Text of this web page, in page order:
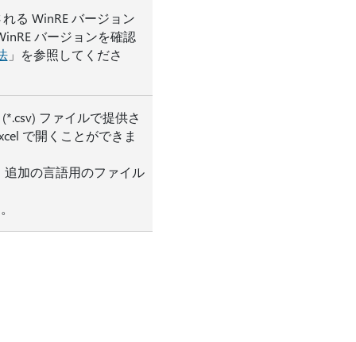
る WinRE バージョン
バージョンを確認
」を参照してくださ
ファイルで提供さ
で開くことができま
加の言語用のファイル